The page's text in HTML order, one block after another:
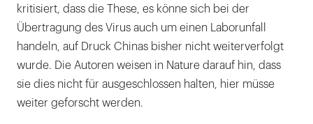
kritisiert, dass die These, es könne sich bei der
Übertragung des Virus auch um einen Laborunfall
handeln, auf Druck Chinas bisher nicht weiterverfolgt
wurde. Die Autoren weisen in Nature darauf hin, dass
sie dies nicht für ausgeschlossen halten, hier müsse
weiter geforscht werden.